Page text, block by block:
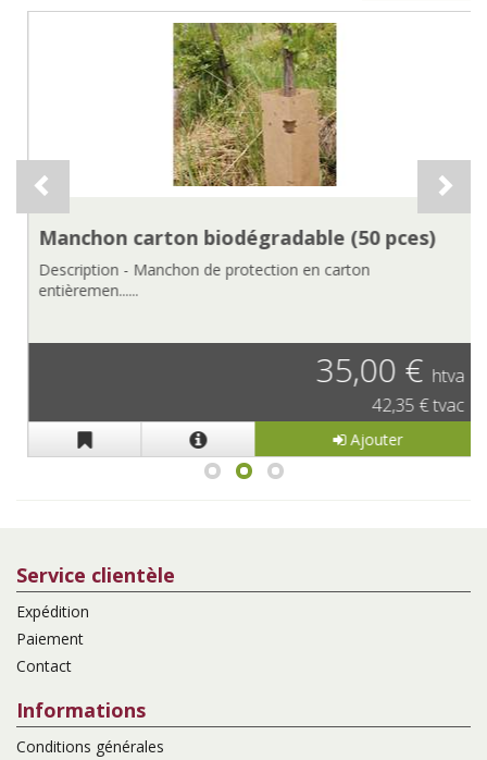
Manchon carton biodégradable (50 pces)
Description - Manchon de protection en carton
entièremen......
35,00 €htva
42,35 € tvac
Ajouter
Service clientèle
Expédition
Paiement
Contact
Informations
Conditions générales